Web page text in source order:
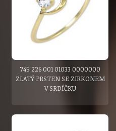
745 226 001 01033 0000000
ZLATÝ PRSTEN SE ZIRKONEM
V SRDÍČKU